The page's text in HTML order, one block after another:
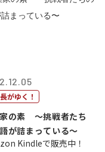
がゆく！
の素 〜挑戦者たち
が詰まっている〜
Kindleで販売中！